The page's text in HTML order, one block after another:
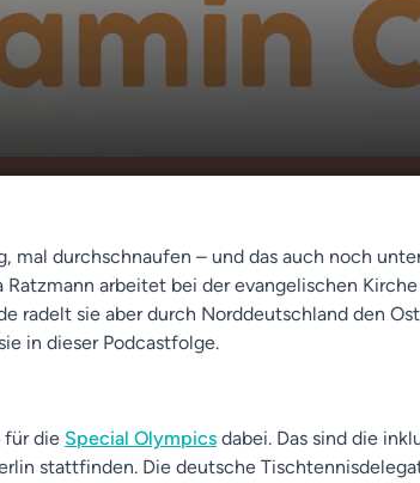
mal durchschnaufen – und das auch noch
arbeitet bei der evangelischen
radelt sie aber durch Norddeutschland den
in dieser Podcastfolge.
für die Special Olympics dabei. Das sind die
stattfinden. Die deutsche